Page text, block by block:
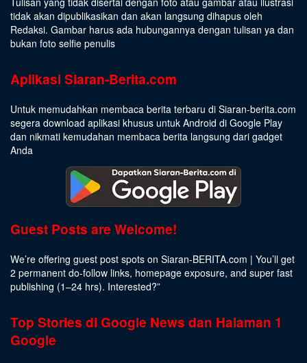
tidak akan dipublikasikan dan akan langsung dihapus oleh
Redaksi. Gambar harus ada hubungannya dengan tulisan ya dan
bukan foto selfie penulis
Aplikasi Siaran-Berita.com
Untuk memudahkan membaca berita terbaru di Siaran-berita.com
segera download aplikasi khusus untuk Android di Google Play
dan nikmati kemudahan membaca berita langsung dari gadget
Anda
Guest Posts are Welcome!
We’re offering guest post spots on Siaran-BERITA.com | You’ll get
2 permanent do-follow links, homepage exposure, and super fast
publishing (1–24 hrs). Interested?”
Top Stories di Google News dan Halaman 1
Google